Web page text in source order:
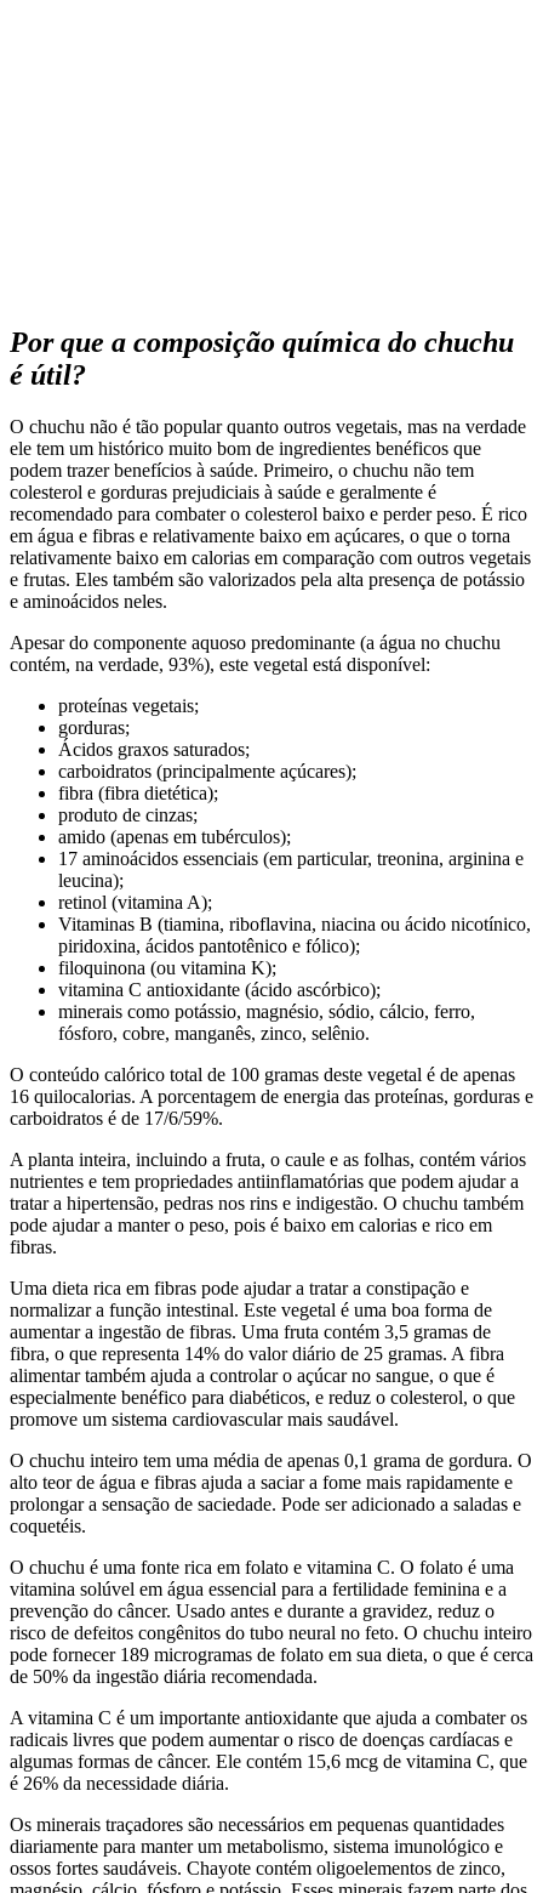
Por que a composição química do chuchu
é útil?
O chuchu não é tão popular quanto outros vegetais, mas na verdade
ele tem um histórico muito bom de ingredientes benéficos que
podem trazer benefícios à saúde. Primeiro, o chuchu não tem
colesterol e gorduras prejudiciais à saúde e geralmente é
recomendado para combater o colesterol baixo e perder peso. É rico
em água e fibras e relativamente baixo em açúcares, o que o torna
relativamente baixo em calorias em comparação com outros vegetais
e frutas. Eles também são valorizados pela alta presença de potássio
e aminoácidos neles.
Apesar do componente aquoso predominante (a água no chuchu
contém, na verdade, 93%), este vegetal está disponível:
proteínas vegetais;
gorduras;
Ácidos graxos saturados;
carboidratos (principalmente açúcares);
fibra (fibra dietética);
produto de cinzas;
amido (apenas em tubérculos);
17 aminoácidos essenciais (em particular, treonina, arginina e
leucina);
retinol (vitamina A);
Vitaminas B (tiamina, riboflavina, niacina ou ácido nicotínico,
piridoxina, ácidos pantotênico e fólico);
filoquinona (ou vitamina K);
vitamina C antioxidante (ácido ascórbico);
minerais como potássio, magnésio, sódio, cálcio, ferro,
fósforo, cobre, manganês, zinco, selênio.
O conteúdo calórico total de 100 gramas deste vegetal é de apenas
16 quilocalorias. A porcentagem de energia das proteínas, gorduras e
carboidratos é de 17/6/59%.
A planta inteira, incluindo a fruta, o caule e as folhas, contém vários
nutrientes e tem propriedades antiinflamatórias que podem ajudar a
tratar a hipertensão, pedras nos rins e indigestão. O chuchu também
pode ajudar a manter o peso, pois é baixo em calorias e rico em
fibras.
Uma dieta rica em fibras pode ajudar a tratar a constipação e
normalizar a função intestinal. Este vegetal é uma boa forma de
aumentar a ingestão de fibras. Uma fruta contém 3,5 gramas de
fibra, o que representa 14% do valor diário de 25 gramas. A fibra
alimentar também ajuda a controlar o açúcar no sangue, o que é
especialmente benéfico para diabéticos, e reduz o colesterol, o que
promove um sistema cardiovascular mais saudável.
O chuchu inteiro tem uma média de apenas 0,1 grama de gordura. O
alto teor de água e fibras ajuda a saciar a fome mais rapidamente e
prolongar a sensação de saciedade. Pode ser adicionado a saladas e
coquetéis.
O chuchu é uma fonte rica em folato e vitamina C. O folato é uma
vitamina solúvel em água essencial para a fertilidade feminina e a
prevenção do câncer. Usado antes e durante a gravidez, reduz o
risco de defeitos congênitos do tubo neural no feto. O chuchu inteiro
pode fornecer 189 microgramas de folato em sua dieta, o que é cerca
de 50% da ingestão diária recomendada.
A vitamina C é um importante antioxidante que ajuda a combater os
radicais livres que podem aumentar o risco de doenças cardíacas e
algumas formas de câncer. Ele contém 15,6 mcg de vitamina C, que
é 26% da necessidade diária.
Os minerais traçadores são necessários em pequenas quantidades
diariamente para manter um metabolismo, sistema imunológico e
ossos fortes saudáveis. Chayote contém oligoelementos de zinco,